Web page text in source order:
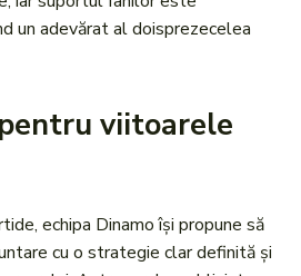
un adevărat al doisprezecelea
viitoarele
echipa Dinamo își propune să
cu o strategie clar definită și